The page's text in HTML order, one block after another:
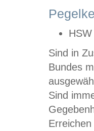
Sind in
Bundes
Sind